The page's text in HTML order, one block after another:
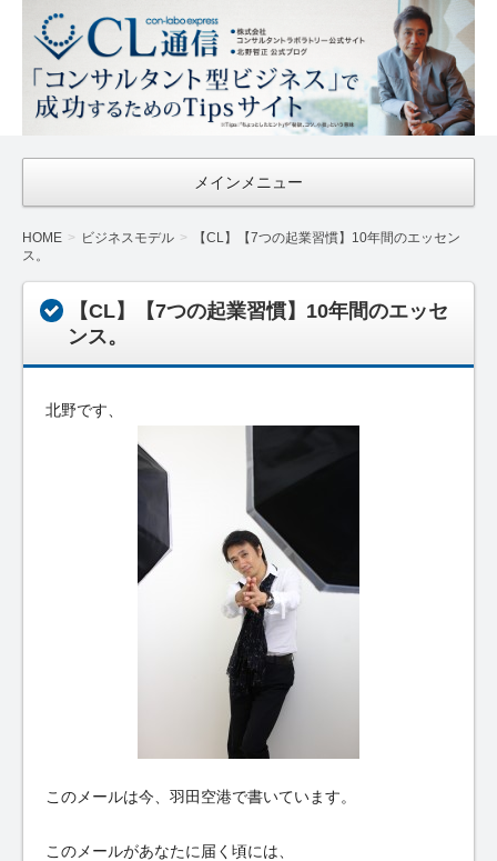
CL通信
｜Con-
Labo
メインメニュー
HOME ビジネスモデル
【CL】【7つの起業習慣】10年間のエッセン
ス。
【CL】【7つの起業習慣】10年間のエッセ
ンス。
北野です、
このメールは今、羽田空港で書いています。
このメールがあなたに届く頃には、